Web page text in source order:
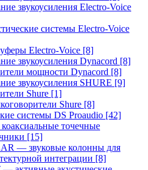
звукоусиления Electro-Voice
системы Electro-Voice
Electro-Voice [8]
звукоусиления Dynacord [8]
мощности Dynacord [8]
звукоусиления SHURE [9]
Shure [1]
Shure [8]
системы DS Proaudio [42]
точечные
[15]
— звуковые колонны для
интеграции [8]